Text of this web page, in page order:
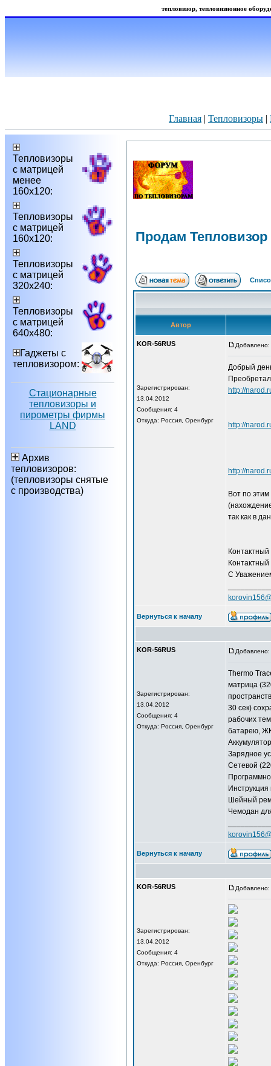
тепловизор, тепловизионное
Главная | Тепловизоры |
Тепловизоры
с матрицей
менее
160х120:
Тепловизоры
с матрицей
160х120:
Тепловизоры
с матрицей
320х240:
Тепловизоры
с матрицей
640х480:
Гаджеты с
тепловизором:
Стационарные
тепловизоры и
пирометры фирмы
LAND
Архив
тепловизоров:
(тепловизоры снятые
с производства)
Продам Тепловизор
Автор
KOR-56RUS
Зарегистрирован:
13.04.2012
Сообщения: 4
Откуда: Россия, Оренбург
Добрый
http://
http://
http://
Вот по
так как в
С
Вернуться к началу
KOR-56RUS
Зарегистрирован:
13.04.2012
Сообщения: 4
Откуда: Россия, Оренбург
Thermo
матрица
30 сек)
рабочих
батарею,
Зарядное
Сетевой
Шейный
Чемодан
Вернуться к началу
KOR-56RUS
Зарегистрирован:
13.04.2012
Сообщения: 4
Откуда: Россия, Оренбург